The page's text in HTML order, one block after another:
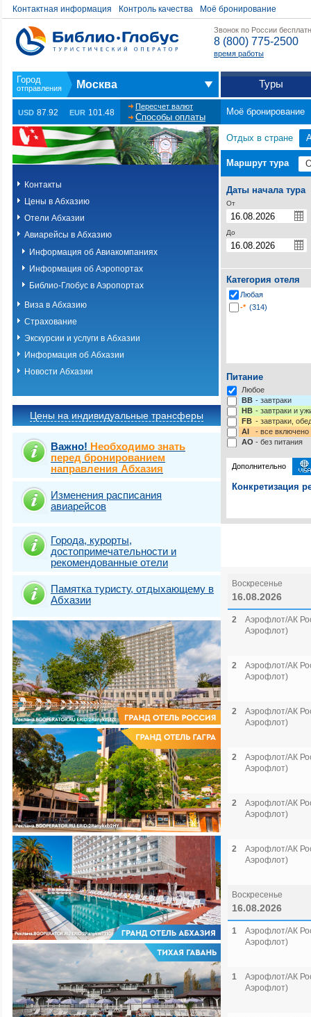
Контактная информация Контроль качества Моё бронирование
Звонок по России
8 (800) 775-2500
время работы
Москва Туры
USD 87.92 EUR 101.48
Пересчет валют
Способы оплаты
Моё бронирование
Контакты
Цены в Абхазию
Отели Абхазии
Авиарейсы в Абхазию
Информация об Авиакомпаниях
Информация об Аэропортах
Библио-Глобус в Аэропортах
Виза в Абхазию
Страхование
Экскурсии и услуги в Абхазии
Информация об Абхазии
Новости Абхазии
Цены на индивидуальные трансферы
Важно! Необходимо знать
перед бронированием
направления Абхазия
Изменения расписания
авиарейсов
Города, курорты,
достопримечательности и
рекомендованные отели
Памятка туристу, отдыхающему в
Абхазии
Отдых в стране
Маршрут тура
Даты начала тура
От
До
Категория отеля
Любая
-* (314)
Питание
Любое
BB - завтраки
HB - завтраки и
FB - завтраки,
AI
- все включено
AO - без питания
Дополнительно
Конкретизация
Воскресенье
16.08.2026
2
Аэрофлот/АК
Аэрофлот)
2
Аэрофлот/АК
Аэрофлот)
2
Аэрофлот/АК
Аэрофлот)
2
Аэрофлот/АК
Аэрофлот)
2
Аэрофлот/АК
Аэрофлот)
2
Аэрофлот/АК
Аэрофлот)
Воскресенье
16.08.2026
1
Аэрофлот/АК
Аэрофлот)
1
Аэрофлот/АК
Аэрофлот)